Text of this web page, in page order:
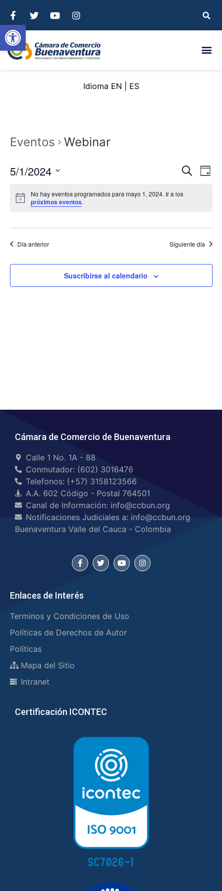
Abrir barra de herramientas
EN ES
Eventos Webinar
de
y
de
BuscarDay
5/1/2024
fecha.No hay eventos programados para mayo 1, 2024. Ir a los
próximos eventos.
Día anterior Siguiente día
Suscribirse al calendario
Certificación ICONTEC
Enlaces de Interés
Terminos y Condiciones de Uso
Políticas de Derechos de Autor
Políticas
Mapa del Sitio
Intranet
Cámara de Comercio de Buenaventura
Calle 1 No. 1A - 88
Conmutador: (602) 3016476
Telefonos: (+57) 3158123566
A.A. 602 Código - Postal 764501
Canal de Información: info@ccbun.org
Notificaciones Judiciales a: info@ccbun.org
Buenaventura Valle del Cauca - Colombia